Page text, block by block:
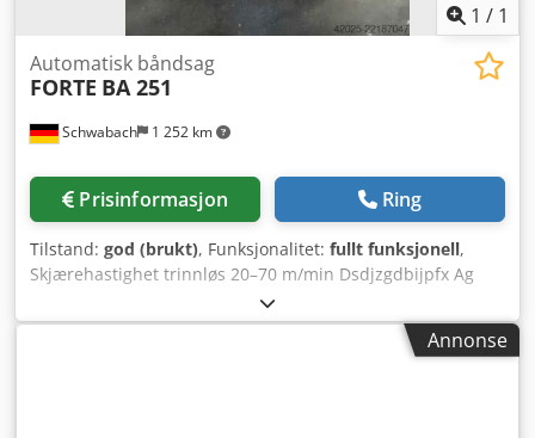
1 / 1
Schwabach 1 252 km
Automatisk båndsag
FORTE BA 251
Prisinformasjon Ring
Tilstand: god (brukt), Funksjonalitet: fullt funksjonell,
Skjærehastighet trinnløs 20–70 m/min Dsdjzgdbijpfx Ag
Tock Sagbånd 3660 x 27 x 0,9 mm Mating lengde 400 mm
Skjæreområde – rund/firkantet 250 / 250 mm
Annonse